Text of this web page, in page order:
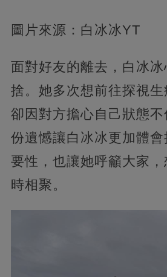
圖片來源：白冰冰YT
面對好友的離去，白冰冰
捨。她多次想前往探視生
卻因對方擔心自己狀態
份遺憾讓白冰冰更加體
要性，也讓她呼籲大家，
時相聚。